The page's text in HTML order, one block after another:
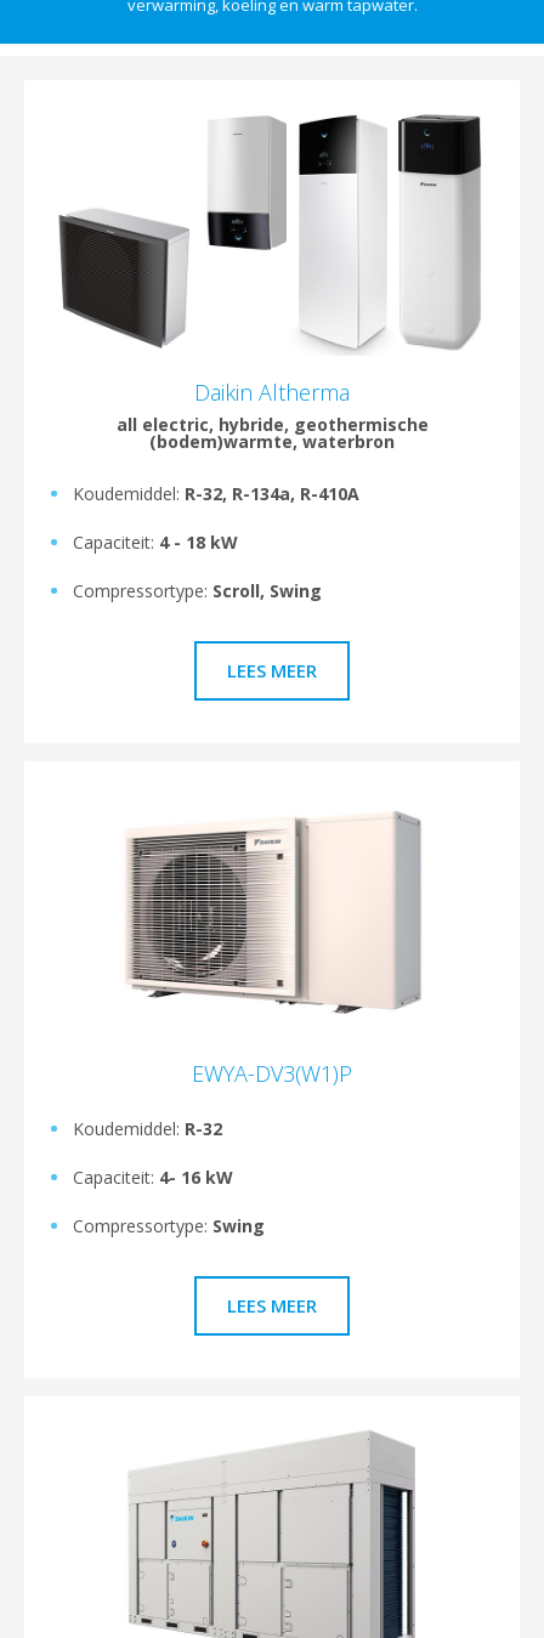
verwarming, koeling en warm tapwater.
Daikin Altherma
all electric, hybride, geothermische
(bodem)warmte, waterbron
Koudemiddel: R-32, R-134a, R-410A
Capaciteit: 4 - 18 kW
Compressortype: Scroll, Swing
LEES MEER
EWYA-DV3(W1)P
Koudemiddel: R-32
Capaciteit: 4- 16 kW
Compressortype: Swing
LEES MEER